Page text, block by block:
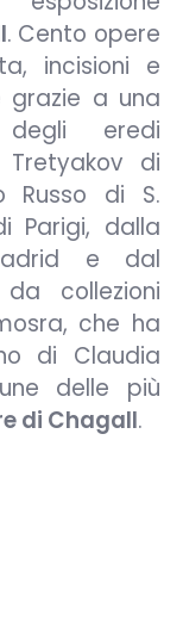
. Cento opere
incisioni e
grazie a una
eredi
di
Russo di S.
Parigi, dalla
e dal
collezioni
che ha
di Claudia
delle più
di Chagall.